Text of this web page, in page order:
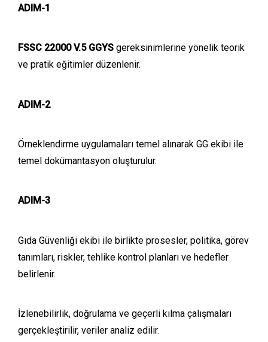
ADIM-1
FSSC 22000 V.5 GGYS gereksinimlerine yönelik teorik
ve pratik eğitimler düzenlenir.
ADIM-2
Örneklendirme uygulamaları temel alınarak GG ekibi ile
temel dokümantasyon oluşturulur.
ADIM-3
Gıda Güvenliği ekibi ile birlikte prosesler, politika, görev
tanımları, riskler, tehlike kontrol planları ve hedefler
belirlenir.
İzlenebilirlik, doğrulama ve geçerli kılma çalışmaları
gerçekleştirilir, veriler analiz edilir.